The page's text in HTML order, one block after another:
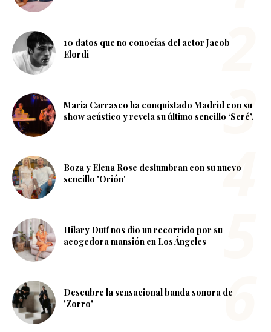
10 datos que no conocías del actor Jacob
Elordi
Maria Carrasco ha conquistado Madrid con su
show acústico y revela su último sencillo ‘Seré’.
Boza y Elena Rose deslumbran con su nuevo
sencillo 'Orión'
Hilary Duff nos dio un recorrido por su
acogedora mansión en Los Ángeles
Descubre la sensacional banda sonora de
'Zorro'